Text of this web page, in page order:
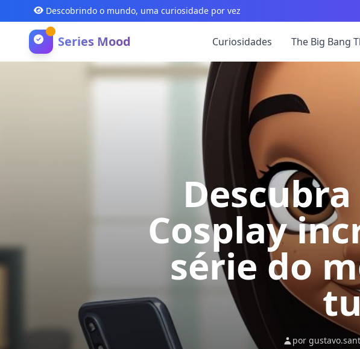
Descobrindo o mundo, uma curiosidade por vez
Series Mood Curiosidades The Big Bang
Cosplay
série do
por